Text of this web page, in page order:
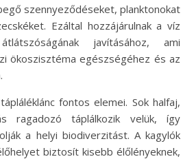
szennyeződéseket, planktonokat
Ezáltal hozzájárulnak a víz
javításához, ami
ökoszisztéma egészségéhez és az
fontos elemei. Sok halfaj,
ragadozó táplálkozik velük, így
a helyi biodiverzitást. A kagylók
biztosít kisebb élőlényeknek,